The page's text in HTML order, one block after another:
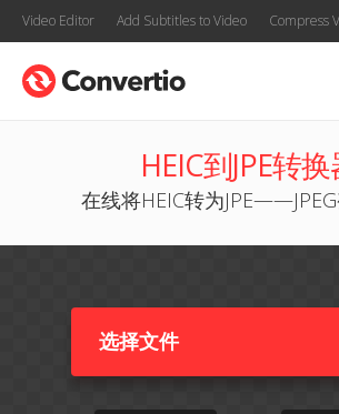
Video Editor Add Subtitles to Video Compress
HEIC到JPE转
在线将HEIC转为
选择文件